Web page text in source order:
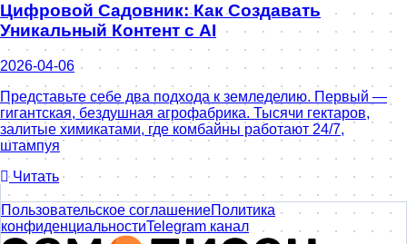
Цифровой Садовник: Как Создавать
Уникальный Контент с AI
2026-04-06
Представьте себе два подхода к земледелию. Первый —
гигантская, бездушная агрофабрика. Тысячи гектаров,
залитые химикатами, где комбайны работают 24/7,
штампуя
Читать
Пользовательское соглашениеПолитика
конфиденциальностиTelegram канал